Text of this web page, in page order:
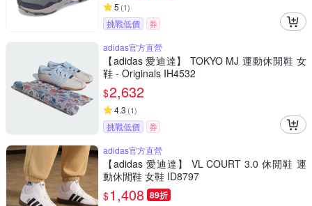
5 (1)
挑戰低價
券
adidas官方直營
【adidas 愛迪達】 TOKYO MJ 運動休閒鞋 女
鞋 - Originals IH4532
$2,632
4.3 (1)
挑戰低價
券
adidas官方直營
【adidas 愛迪達】 VL COURT 3.0 休閒鞋 運
動休閒鞋 女鞋 ID8797
$1,408 89折